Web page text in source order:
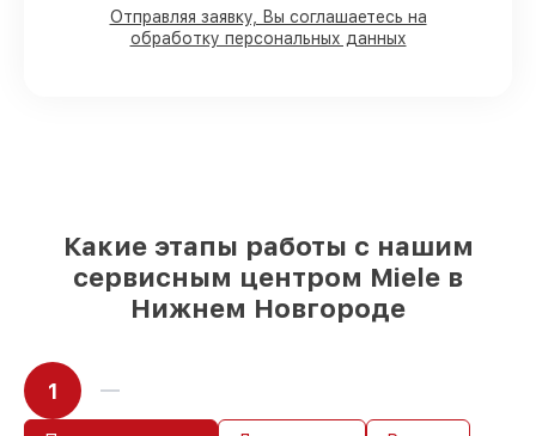
80%работ под контролем клиента
90%комплектующих для
немедленном начале работ
Отправляя заявку, Вы соглашаетесь на
обработку персональных данных
Какие этапы работы с нашим
сервисным центром Miele в
Нижнем Новгороде
1